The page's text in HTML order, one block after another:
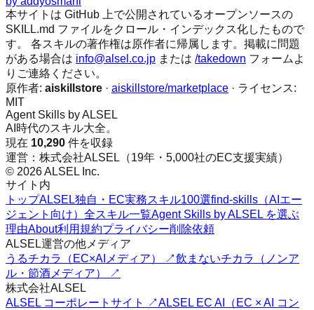
本サイトは GitHub 上で公開されているオープンソースの
SKILL.md ファイルをクロール・インデックス化したもので
す。 各スキルの著作権は原作者に帰属します。掲載に問題
がある場合は info@alsel.co.jp または /takedown フォームよ
りご連絡ください。
原作者: aiskillstore · aiskillstore/marketplace · ライセンス:
MIT
Agent Skills by ALSEL
AI時代のスキル大全。
現在 10,290 件を収録
運営：株式会社ALSEL（19年・5,000社のEC支援実績）
© 2026 ALSEL Inc.
サイト内
トップALSEL独自・EC実務スキル100選find-skills（AIエー
ジェント向け） 全スキル一覧Agent Skills by ALSEL を選ぶ
理由About利用規約プライバシー削除依頼
ALSEL運営の他メディア
うるチカラ（EC×AIメディア） ↗飲まないチカラ（ノンア
ル・節酒メディア） ↗
株式会社ALSEL
ALSEL コーポレートサイト ↗ALSEL EC AI（EC × AI コン